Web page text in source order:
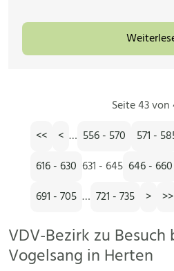
Seite 43 von
<<
< … 556 - 570 571 -
616 - 630 631 - 645 646 - 660
691 - 705 … 721 - 735 > >>
VDV-Bezirk zu Besuch
Vogelsang in Herten